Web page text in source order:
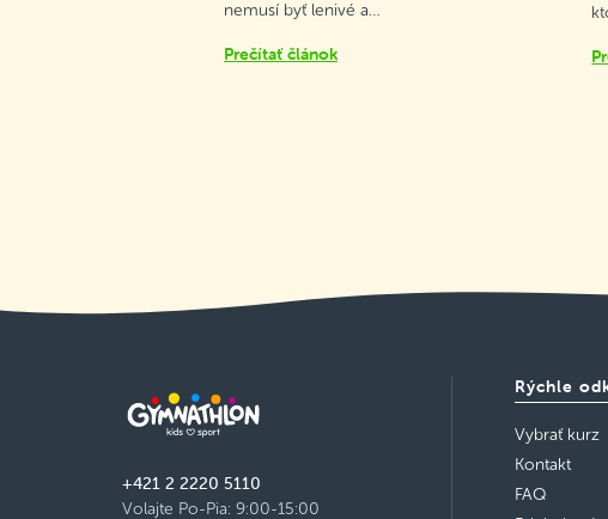
nemusí byť lenivé a…
Prečítať článok
+421 2 2220 5110
Volajte Po-Pia: 9:00-15:00
Rýchle
Vybrať kurz
Kontakt
FAQ